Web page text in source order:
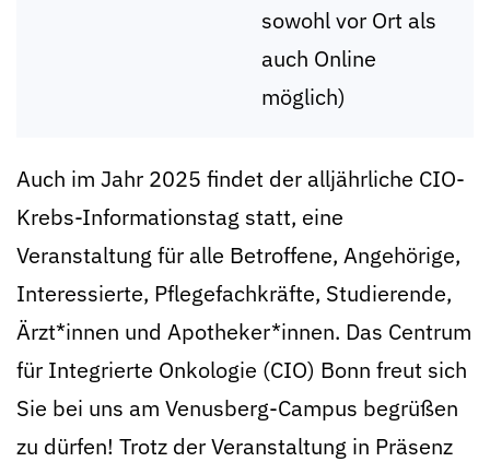
sowohl vor Ort als
auch Online
möglich)
Auch im Jahr 2025 findet der alljährliche CIO-
Krebs-Informationstag statt, eine
Veranstaltung für alle Betroffene, Angehörige,
Interessierte, Pflegefachkräfte, Studierende,
Ärzt*innen und Apotheker*innen. Das Centrum
für Integrierte Onkologie (CIO) Bonn freut sich
Sie bei uns am Venusberg-Campus begrüßen
zu dürfen! Trotz der Veranstaltung in Präsenz